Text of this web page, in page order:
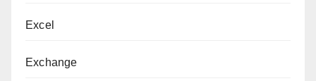
Excel
Exchange